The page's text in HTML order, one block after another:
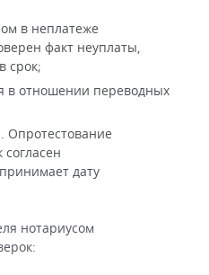
в неплатеже
факт неуплаты,
срок;
в отношении переводных
Опротестование
дату
нотариусом